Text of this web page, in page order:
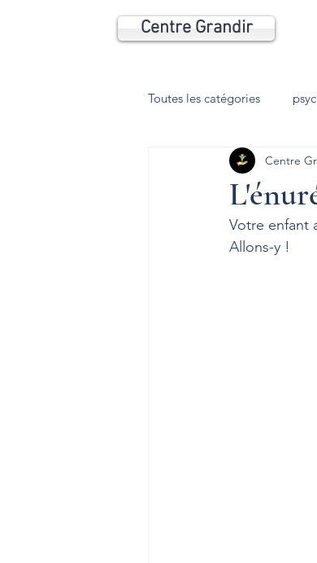
Centre Grandir
Toutes les catégories
Psychomotricité
Phobie
Centre
Votre enfant
Allons-y !